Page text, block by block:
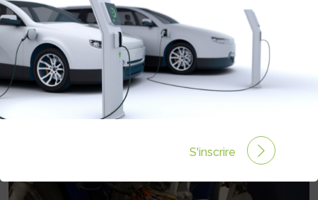
48 HEURES LES DEUX-ROUES
THERMIQUES
Rédigé par Philippe Schwoerer le 26 Mai 2021 à 14:41
commentaires
S'inscrire